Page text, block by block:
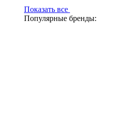
Показать все
Популярные бренды: